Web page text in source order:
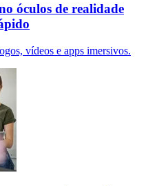
óculos de realidade
vídeos e apps imersivos.